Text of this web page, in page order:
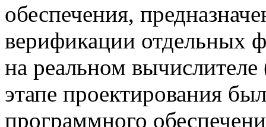
обеспечения,
верификации
на реальном
этапе проектирования
программного